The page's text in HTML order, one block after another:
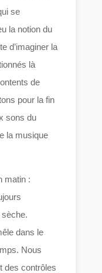
se
la notion du
d’imaginer la
là
de
pour la fin
sons du
la musique
matin :
dans le
Nous
des contrôles